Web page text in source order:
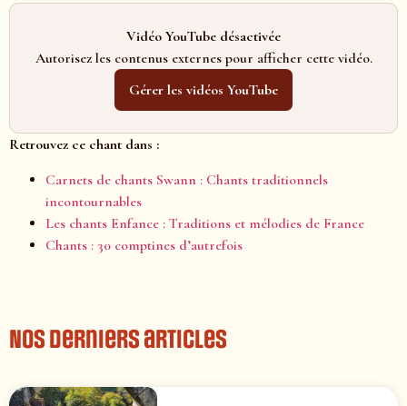
Vidéo YouTube désactivée
Autorisez les contenus externes pour afficher cette vidéo.
Gérer les vidéos YouTube
Retrouvez ce chant dans :
Carnets de chants Swann : Chants traditionnels
incontournables
Les chants Enfance : Traditions et mélodies de France
Chants : 30 comptines d’autrefois
Nos derniers articles